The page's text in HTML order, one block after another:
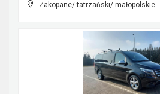
Zakopane/ tatrzański/ małopolskie